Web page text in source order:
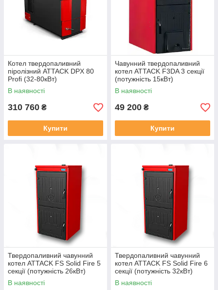
Котел твердопаливний
піролізний ATTACK DPX 80
Profi (32-80кВт)
В наявності
310 760 ₴
Купити
Чавунний твердопаливний
котел ATTACK F3DA 3 секції
(потужність 15кВт)
В наявності
49 200 ₴
Купити
Твердопаливний чавунний
котел ATTACK FS Solid Fire 5
секції (потужність 26кВт)
В наявності
Твердопаливний чавунний
котел ATTACK FS Solid Fire 6
секції (потужність 32кВт)
В наявності